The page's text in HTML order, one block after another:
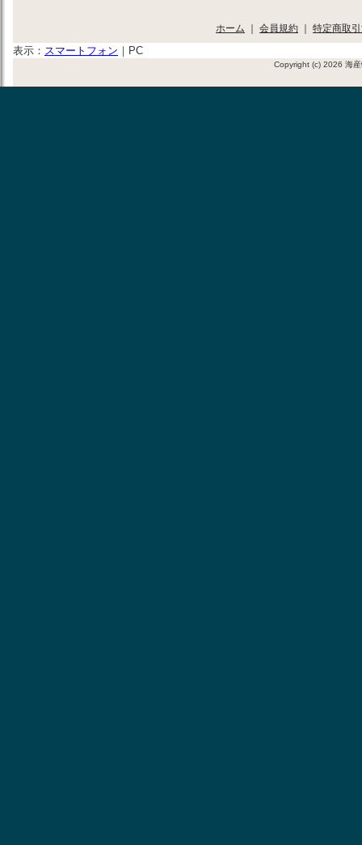
ホーム ｜ 会員規約 ｜ 特定商取
表示： スマートフォン ｜ PC
Copyright (c) 2026 海